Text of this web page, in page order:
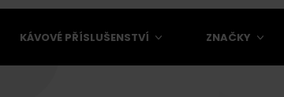
KÁVOVÉ PŘÍSLUŠENSTVÍ ZNAČKY